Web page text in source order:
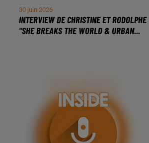
30 juin 2026
INTERVIEW DE CHRISTINE ET RODOLPHE
"SHE BREAKS THE WORLD & URBAN...